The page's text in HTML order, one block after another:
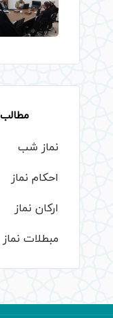
نماز شب
احکام نماز
ارکان نماز
مبطلات نماز